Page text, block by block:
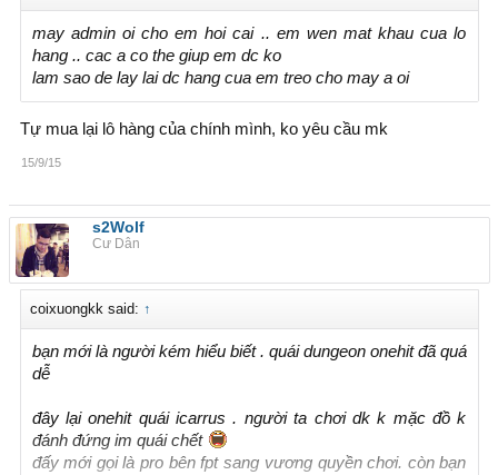
may admin oi cho em hoi cai .. em wen mat khau cua lo
hang .. cac a co the giup em dc ko
lam sao de lay lai dc hang cua em treo cho may a oi
Tự mua lại lô hàng của chính mình, ko yêu cầu mk
15/9/15
s2Wolf
Cư Dân
coixuongkk said: ↑
bạn mới là người kém hiểu biết . quái dungeon onehit đã quá
dễ
đây lại onehit quái icarrus . người ta chơi dk k mặc đồ k
đánh đứng im quái chết
đấy mới gọi là pro bên fpt sang vương quyền chơi. còn bạn